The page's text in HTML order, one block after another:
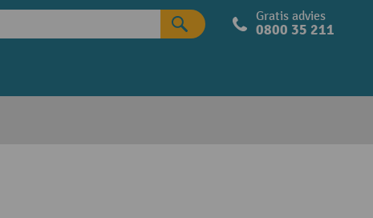
Gratis advies
0800 35 211